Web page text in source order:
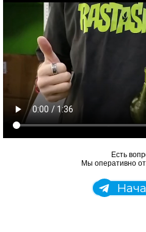
Есть
Мы оперативно